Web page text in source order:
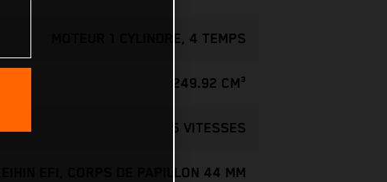
MOTEUR 1 CYLINDRE, 4 TEMPS
249.92 CM³
5 VITESSES
KEIHIN EFI, CORPS DE PAPILLON 44 MM